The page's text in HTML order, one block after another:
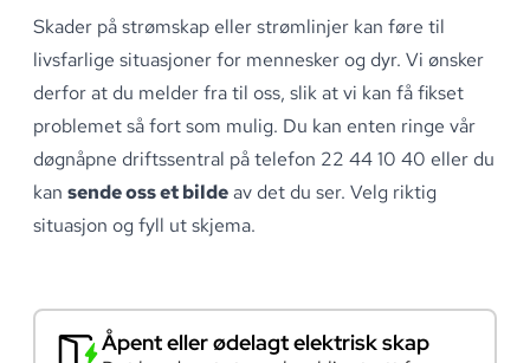
Skader på strømskap eller strømlinjer kan føre til
livsfarlige situasjoner for mennesker og dyr. Vi ønsker
derfor at du melder fra til oss, slik at vi kan få fikset
problemet så fort som mulig. Du kan enten ringe vår
døgnåpne driftssentral på telefon 22 44 10 40 eller du
kan sende oss et bildeav det du ser. Velg riktig
situasjon og fyll ut skjema.
Åpent eller ødelagt elektrisk skap